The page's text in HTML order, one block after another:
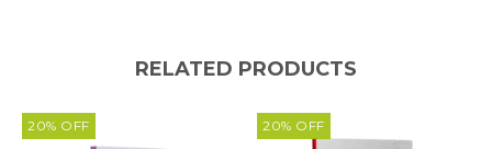
RELATED PRODUCTS
20% OFF 20% OFF